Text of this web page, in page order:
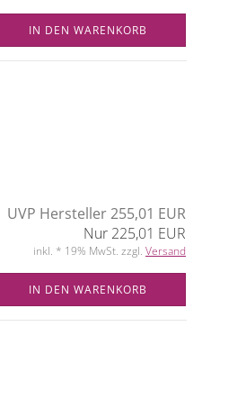
IN DEN WARENKORB
UVP Hersteller 255,01 EUR
Nur 225,01 EUR
inkl. * 19% MwSt. zzgl. Versand
IN DEN WARENKORB